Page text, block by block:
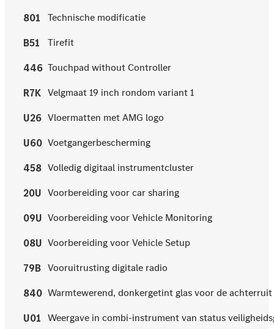
801 Technische modificatie
B51 Tirefit
446 Touchpad without Controller
R7K Velgmaat 19 inch rondom variant 1
U26 Vloermatten met AMG logo
U60 Voetgangerbescherming
458 Volledig digitaal instrumentcluster
20U Voorbereiding voor car sharing
09U Voorbereiding voor Vehicle Monitoring
08U Voorbereiding voor Vehicle Setup
79B Vooruitrusting digitale radio
840 Warmtewerend, donkergetint glas voor de
U01 Weergave in combi-instrument van status